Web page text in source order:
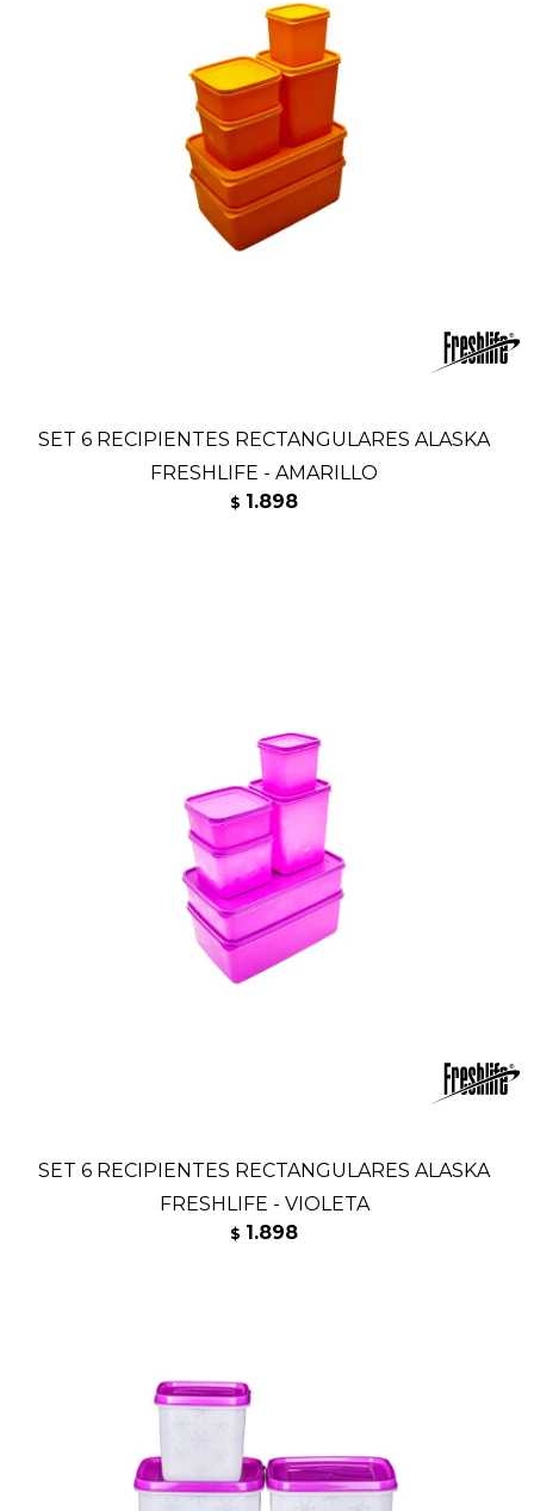
SET 6 RECIPIENTES RECTANGULARES ALASKA
FRESHLIFE - AMARILLO
$ 1.898
SET 6 RECIPIENTES RECTANGULARES ALASKA
FRESHLIFE - VIOLETA
$ 1.898